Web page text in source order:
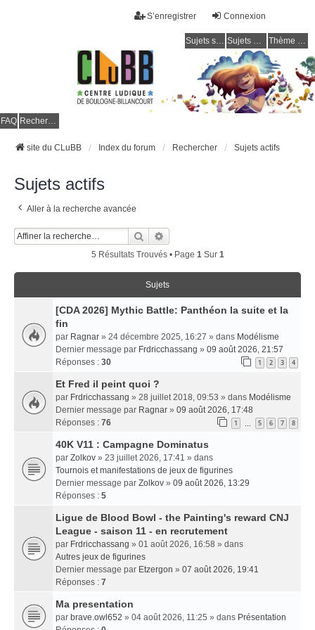
Connexion
S’enregistrer
Sujets sans réponse Sujets actifs Thème clair / foncé
FAQ Rechercher
site du CLuBB Index du forum Rechercher Sujets actifs
Sujets actifs
Aller à la recherche avancée
Rechercher
5 Résultats Trouvés • Page 1Sur 1
Sujets
[CDA 2026] Mythic Battle: Panthéon la suite et la
fin
par Ragnar » 24 décembre 2025, 16:27 » dans Modélisme
Dernier message par Frdricchassang » 09 août 2026, 21:57
Réponses : 30 1 2 3 4
Et Fred il peint quoi ?
par Frdricchassang » 28 juillet 2018, 09:53 » dans Modélisme
Dernier message par Ragnar » 09 août 2026, 17:48
Réponses : 76 1 5 6 7 8
40K V11 : Campagne Dominatus
par Zolkov » 23 juillet 2026, 17:41 » dans
Tournois et manifestations de jeux de figurines
Dernier message par Zolkov » 09 août 2026, 13:29
Réponses : 5
Ligue de Blood Bowl - the Painting's reward CNJ
League - saison 11 - en recrutement
par Frdricchassang » 01 août 2026, 16:58 » dans
Autres jeux de figurines
Dernier message par Etzergon » 07 août 2026, 19:41
Réponses : 7
Ma presentation
par brave.owl652 » 04 août 2026, 11:25 » dans Présentation